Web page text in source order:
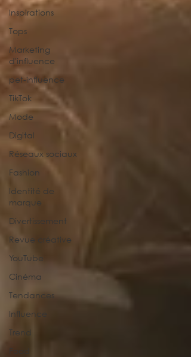
Inspirations
Tops
Marketing
d'influence
pet-influence
TikTok
Mode
Digital
Réseaux sociaux
Fashion
Identité de
marque
Divertissement
Revue créative
YouTube
Cinéma
Tendances
Influence
Trend
Food